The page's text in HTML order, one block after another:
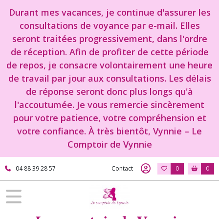
Durant mes vacances, je continue d'assurer les
consultations de voyance par e-mail. Elles
seront traitées progressivement, dans l'ordre
de réception. Afin de profiter de cette période
de repos, je consacre volontairement une heure
de travail par jour aux consultations. Les délais
de réponse seront donc plus longs qu'à
l'accoutumée. Je vous remercie sincèrement
pour votre patience, votre compréhension et
votre confiance. À très bientôt, Vynnie – Le
Comptoir de Vynnie
04 88 39 28 57 Contact 0 0
Fermer
FILTRES
Tous
les
produits
Boutique
objet
Fée
statuette
objet